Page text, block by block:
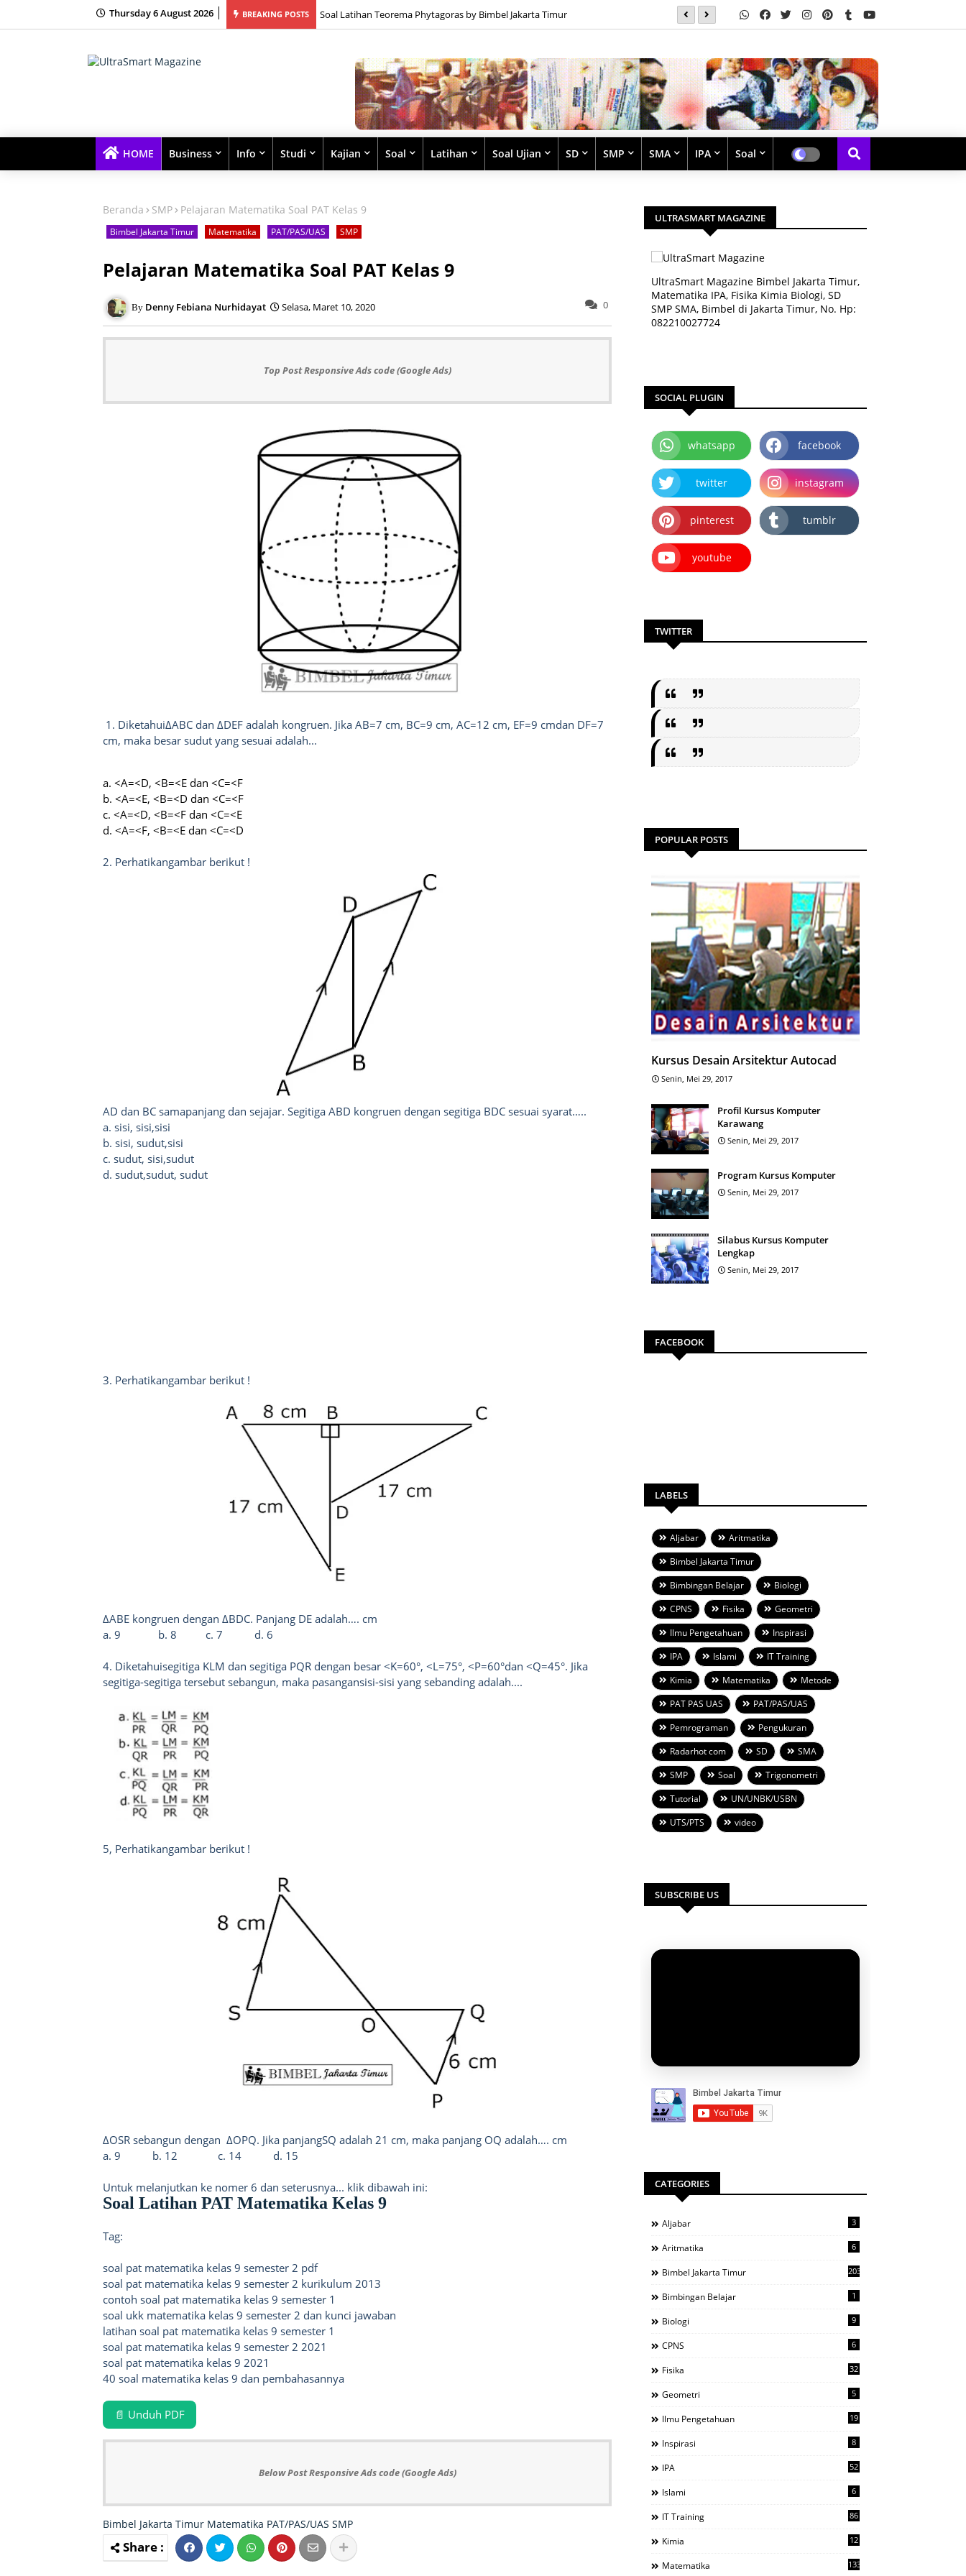
Thursday 6 August 2026 BREAKING POSTS
dan Bentuk Akar Soal Latihan Teorema Phytagoras by Bimbel Jakarta Timur Ada Berapa Persegi ? by Bimbel Jakarta Timur
HOME Business Info Studi Kajian Soal Latihan Soal Ujian SD SMP SMA IPA Soal
Beranda SMP Pelajaran Matematika Soal PAT Kelas 9
Bimbel Jakarta Timur Matematika PAT/PAS/UAS SMP
Pelajaran Matematika Soal PAT Kelas 9
Denny Febiana Nurhidayat Selasa, Maret 10, 2020 0
Top Post Responsive Ads code (Google Ads)
1. DiketahuiΔABC dan ΔDEF adalah kongruen. Jika AB=7 cm, BC=9 cm, AC=12 cm, EF=9 cmdan DF=7
cm, maka besar sudut yang sesuai adalah...
a. <A=<D, <B=<E dan <C=<F
b. <A=<E, <B=<D dan <C=<F
c. <A=<D, <B=<F dan <C=<E
d. <A=<F, <B=<E dan <C=<D
2. Perhatikangambar berikut !
AD dan BC samapanjang dan sejajar. Segitiga ABD kongruen dengan segitiga BDC sesuai syarat…..
a. sisi, sisi,sisi
b. sisi, sudut,sisi
c. sudut, sisi,sudut
d. sudut,sudut, sudut
3. Perhatikangambar berikut !
ΔABE kongruen dengan ΔBDC. Panjang DE adalah…. cm
a. 9
b. 8 c. 7 d. 6
4. Diketahuisegitiga KLM dan segitiga PQR dengan besar <K=60°, <L=75°, <P=60°dan <Q=45°. Jika
segitiga-segitiga tersebut sebangun, maka pasangansisi-sisi yang sebanding adalah....
5, Perhatikangambar berikut !
ΔOSR sebangun dengan ΔOPQ. Jika panjangSQ adalah 21 cm, maka panjang OQ adalah…. cm
a. 9
b. 12 c. 14 d. 15
Untuk melanjutkan ke nomer 6 dan seterusnya... klik dibawah ini:
Soal Latihan PAT Matematika Kelas 9
Tag:
soal pat matematika kelas 9 semester 2 pdf
soal pat matematika kelas 9 semester 2 kurikulum 2013
contoh soal pat matematika kelas 9 semester 1
soal ukk matematika kelas 9 semester 2 dan kunci jawaban
latihan soal pat matematika kelas 9 semester 1
soal pat matematika kelas 9 semester 2 2021
soal pat matematika kelas 9 2021
40 soal matematika kelas 9 dan pembahasannya
📄 Unduh PDF
Below Post Responsive Ads code (Google Ads)
Bimbel Jakarta Timur Matematika PAT/PAS/UAS SMP
ULTRASMART MAGAZINE
UltraSmart Magazine Bimbel Jakarta Timur,
Matematika IPA, Fisika Kimia Biologi, SD
SMP SMA, Bimbel di Jakarta Timur, No. Hp:
082210027724
SOCIAL PLUGIN
whatsapp facebook
twitter instagram
pinterest tumblr
youtube
TWITTER
POPULAR POSTS
Kursus Desain Arsitektur Autocad
Senin, Mei 29, 2017
Profil Kursus Komputer
Karawang
Senin, Mei 29, 2017
Program Kursus Komputer
Senin, Mei 29, 2017
Silabus Kursus Komputer
Lengkap
Senin, Mei 29, 2017
FACEBOOK
LABELS
Aljabar
Aritmatika
Bimbel Jakarta Timur
Bimbingan Belajar
Biologi
CPNS
Fisika
Geometri
Ilmu Pengetahuan
Inspirasi
IPA
Islami
IT Training
Kimia
Matematika
Metode
PAT PAS UAS
PAT/PAS/UAS
Pemrograman
Pengukuran
Radarhot com
SD
SMA
SMP
Soal
Trigonometri
Tutorial
UN/UNBK/USBN
UTS/PTS
video
SUBSCRIBE US
CATEGORIES
Aljabar 3
Aritmatika 6
Bimbel Jakarta Timur 203
Bimbingan Belajar 1
Biologi 9
CPNS 6
Fisika 32
Geometri 5
Ilmu Pengetahuan 19
Inspirasi 8
IPA 52
Islami 6
IT Training 86
Kimia 12
Matematika 133